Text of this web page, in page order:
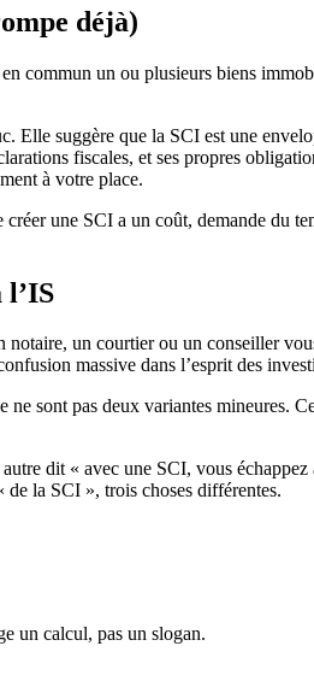
déjà)
commun un ou plusieurs biens
suggère que la SCI est une
fiscales, et ses propres
à votre place.
une SCI a un coût, demande du
l’IS
un courtier ou un conseiller
massive dans l’esprit des
sont pas deux variantes mineures.
dit « avec une SCI, vous
la SCI », trois choses différentes.
un calcul, pas un slogan.